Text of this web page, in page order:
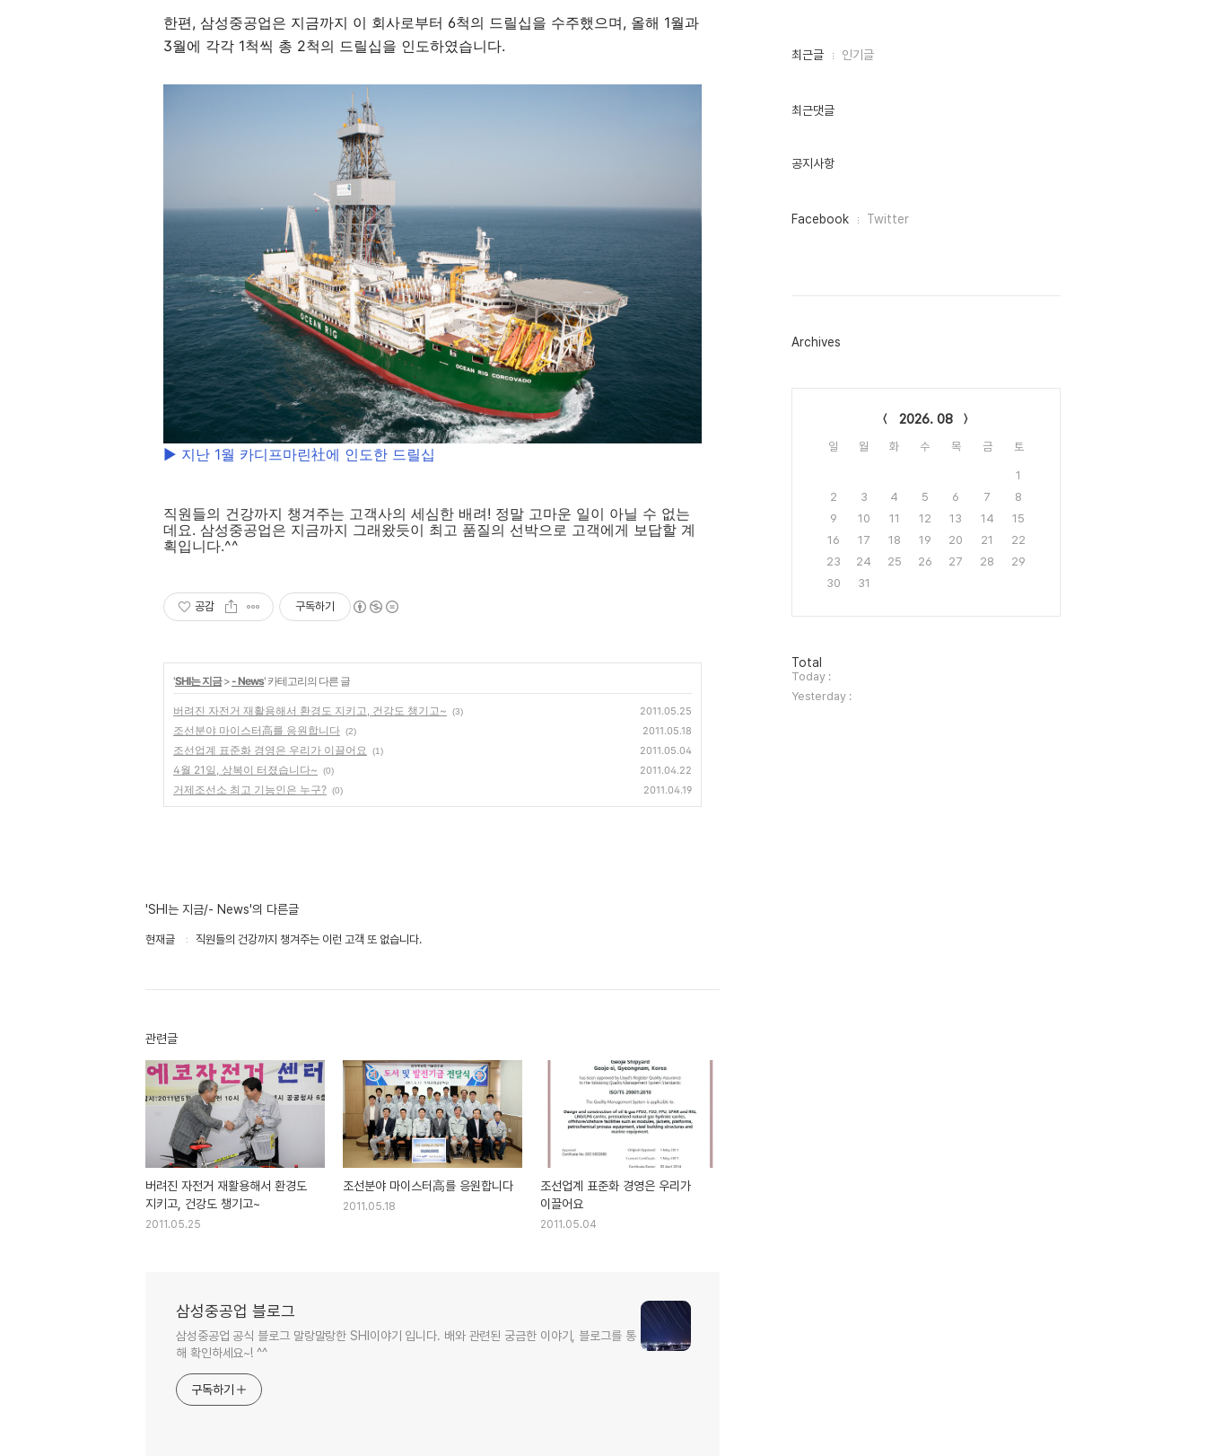
한편, 삼성중공업은 지금까지 이 회사로부터 6척의 드릴십을 수주했으며, 올해 1월과
3월에 각각 1척씩 총 2척의 드릴십을 인도하였습니다.
▶ 지난 1월 카디프마린社에 인도한 드릴십
직원들의 건강까지 챙겨주는 고객사의 세심한 배려! 정말 고마운 일이 아닐 수 없는
데요. 삼성중공업은 지금까지 그래왔듯이 최고 품질의 선박으로 고객에게 보답할 계
획입니다.^^
공감 구독하기
'SHI는 지금>- News' 카테고리의 다른 글
버려진 자전거 재활용해서 환경도 지키고, 건강도 챙기고~ (3) 2011.05.25
조선분야 마이스터高를 응원합니다 (2) 2011.05.18
조선업계 표준화 경영은 우리가 이끌어요 (1) 2011.05.04
4월 21일, 상복이 터졌습니다~ (0) 2011.04.22
거제조선소 최고 기능인은 누구? (0) 2011.04.19
'SHI는 지금/- News'의 다른글
현재글 직원들의 건강까지 챙겨주는 이런 고객 또 없습니다.
관련글
버려진 자전거 재활용해서 환경도
지키고, 건강도 챙기고~
2011.05.25
조선분야 마이스터高를 응원합니다
2011.05.18
조선업계 표준화 경영은 우리가
이끌어요
2011.05.04
삼성중공업 블로그
삼성중공업 공식 블로그 말랑말랑한 SHI이야기 입니다. 배와 관련된 궁금한 이야기, 블로그를 통
해 확인하세요~! ^^
구독하기
최
인
최근글 인기글
최근댓글
공지사항
페
그
Facebook Twitter
Archives
2026. 08
일 월 화 수 목 금 토
1
2
3 4 5 6 7
8
9
10 11 12 13 14
15
16
17 18 19 20 21
22
23
24 25 26 27 28
29
30
31
방
문
자
수
Total
Today :
Yesterday :